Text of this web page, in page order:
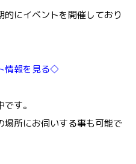
にイベントを開催しており
情報を見る◇
す。
場所にお伺いする事も可能で